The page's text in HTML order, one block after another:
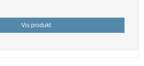
Vis produkt